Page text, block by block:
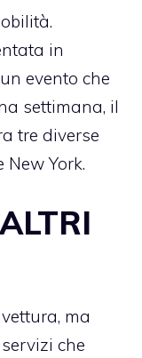
in
evento che
settimana, il
tre diverse
New York.
ma
che